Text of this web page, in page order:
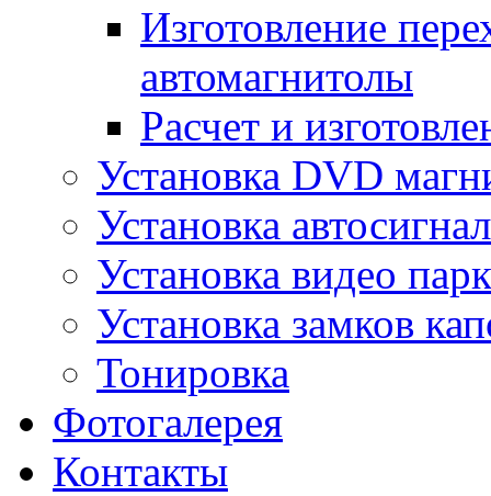
Изготовление
автомагнитолы
Расчет и
Установка DVD
Установка
Установка видео
Установка замков
Тонировка
Фотогалерея
Контакты